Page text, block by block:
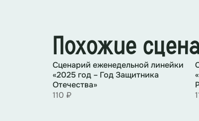
Похожие
Сценарий еженедельной линейки
«2025 год – Год Защитника
Отечества»
110 ₽